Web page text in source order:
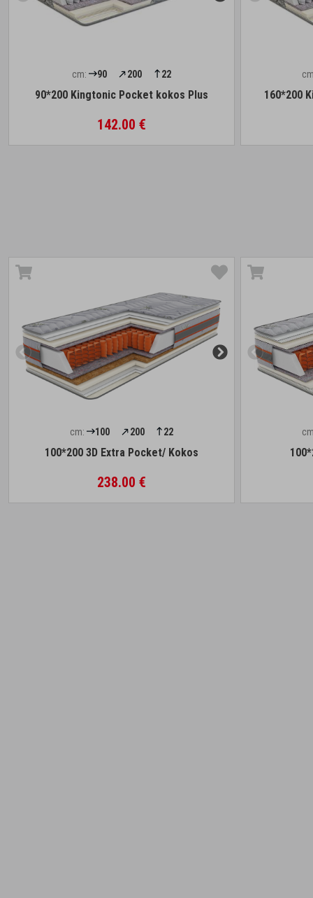
cm: 90 200 22
90*200 Kingtonic Pocket kokos Plus
142.00 €
160*200
cm: 100 200 22
100*200 3D Extra Pocket/ Kokos
238.00 €